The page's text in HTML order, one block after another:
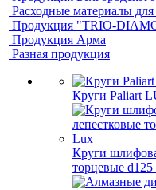
Расходные материалы для
Продукция "TRIO-
Продукция Арма
Разная продукция
Круги Paliart
Круги
торцевые